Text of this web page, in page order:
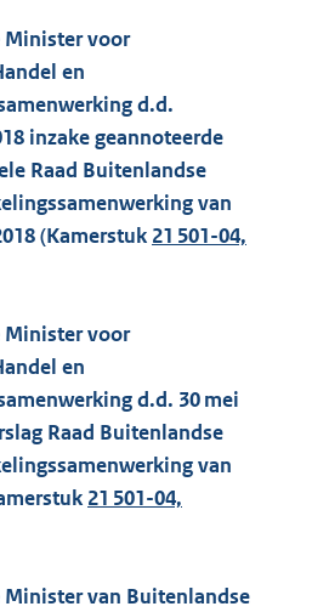
Minister voor
en
d.d.
inzake geannoteerde
Raad Buitenlandse
van
(Kamerstuk 21 501-04,
Minister voor
en
d.d. 30 mei
Raad Buitenlandse
van
21 501-04,
van Buitenlandse